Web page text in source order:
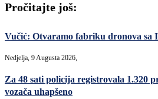
Pročitajte još:
Vučić: Otvaramo fabriku dronova sa
Nedjelja, 9 Augusta 2026,
Za 48 sati policija registrovala 1.320
vozača uhapšeno